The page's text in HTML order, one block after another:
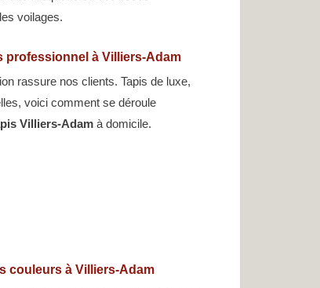
voilages.
professionnel à Villiers-Adam
rassure nos clients. Tapis de luxe,
voici comment se déroule
Villiers-Adam à domicile.
couleurs à Villiers-Adam